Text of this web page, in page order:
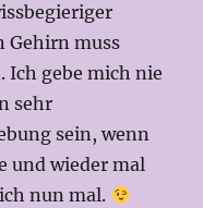
Gehirn muss
Ich gebe mich nie
sehr
sein, wenn
und wieder mal
nun mal.